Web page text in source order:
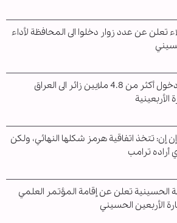
تعلن عن عدد زوار دخلوا الى المحافظة لأداء
دخول أكثر من 4.8 ملايين زائر الى العراق
الأربعينية
إن: تتخذ اتفاقية هرمز شكلها النهائي، ولكن
ترامب
الحسينية تعلن عن إقامة المؤتمر العلمي
الأربعين الحسيني